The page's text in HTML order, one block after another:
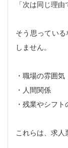
「次は同じ理由
そう思ってい
しません。
・職場の雰囲気
・人間関係
・残業やシフト
これらは、求人